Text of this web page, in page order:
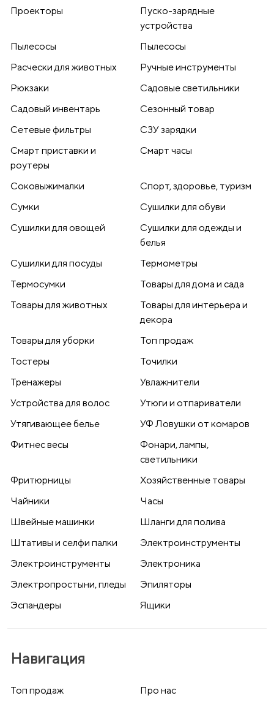
Проекторы
Пуско-зарядные
устройства
Пылесосы
Пылесосы
Расчески для животных
Ручные инструменты
Рюкзаки
Садовые светильники
Садовый инвентарь
Сезонный товар
Сетевые фильтры
СЗУ зарядки
Смарт приставки и
роутеры
Смарт часы
Соковыжималки
Спорт, здоровье, туризм
Сумки
Сушилки для обуви
Сушилки для овощей
Сушилки для одежды и
белья
Сушилки для посуды
Термометры
Термосумки
Товары для дома и сада
Товары для животных
Товары для интерьера и
декора
Товары для уборки
Топ продаж
Тостеры
Точилки
Тренажеры
Увлажнители
Устройства для волос
Утюги и отпариватели
Утягивающее белье
УФ Ловушки от комаров
Фитнес весы
Фонари, лампы,
светильники
Фритюрницы
Хозяйственные товары
Чайники
Часы
Швейные машинки
Шланги для полива
Штативы и селфи палки
Электроинструменты
Электроинструменты
Электроника
Электропростыни, пледы
Эпиляторы
Эспандеры
Ящики
Навигация
Топ продаж Про нас